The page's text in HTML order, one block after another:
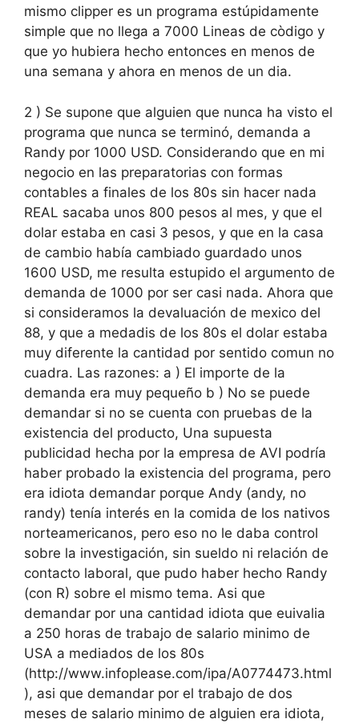
mismo clipper es un programa estúpidamente
simple que no llega a 7000 Lineas de còdigo y
que yo hubiera hecho entonces en menos de
una semana y ahora en menos de un dia.
2 ) Se supone que alguien que nunca ha visto el
programa que nunca se terminó, demanda a
Randy por 1000 USD. Considerando que en mi
negocio en las preparatorias con formas
contables a finales de los 80s sin hacer nada
REAL sacaba unos 800 pesos al mes, y que el
dolar estaba en casi 3 pesos, y que en la casa
de cambio había cambiado guardado unos
1600 USD, me resulta estupido el argumento de
demanda de 1000 por ser casi nada. Ahora que
si consideramos la devaluación de mexico del
88, y que a medadis de los 80s el dolar estaba
muy diferente la cantidad por sentido comun no
cuadra. Las razones: a ) El importe de la
demanda era muy pequeño b ) No se puede
demandar si no se cuenta con pruebas de la
existencia del producto, Una supuesta
publicidad hecha por la empresa de AVI podría
haber probado la existencia del programa, pero
era idiota demandar porque Andy (andy, no
randy) tenía interés en la comida de los nativos
norteamericanos, pero eso no le daba control
sobre la investigación, sin sueldo ni relación de
contacto laboral, que pudo haber hecho Randy
(con R) sobre el mismo tema. Asi que
demandar por una cantidad idiota que euivalia
a 250 horas de trabajo de salario minimo de
USA a mediados de los 80s
(http://www.infoplease.com/ipa/A0774473.html
), asi que demandar por el trabajo de dos
meses de salario minimo de alguien era idiota,